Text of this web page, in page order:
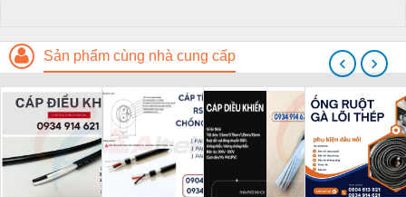
Sản phẩm cùng nhà cung cấp ‹ ›